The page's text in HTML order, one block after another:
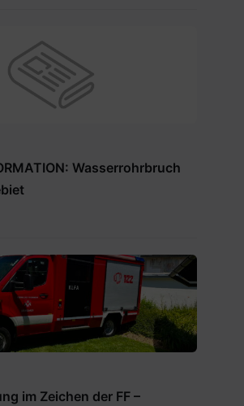
Wasserrohrbruch
im Zeichen der FF –